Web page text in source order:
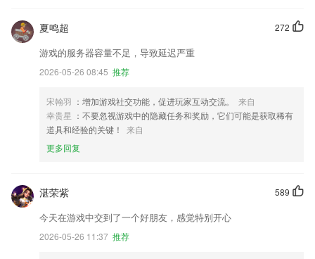
272
夏鸣超
游戏的服务器容量不足，导致延迟严重
2026-05-26 08:45 推荐
宋翰羽 ：增加游戏社交功能，促进玩家互动交流。
来自
幸贵星 ：不要忽视游戏中的隐藏任务和奖励，它们可能是获取稀有
道具和经验的关键！
来自
更多回复
589
湛荣紫
今天在游戏中交到了一个好朋友，感觉特别开心
2026-05-26 11:37 推荐